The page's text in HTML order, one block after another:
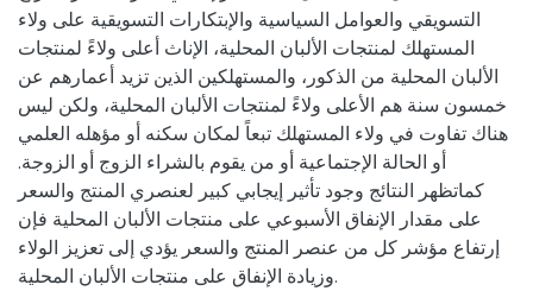
التسويقي والعوامل السياسية والإبتكارات التسويقية على ولاء
المستهلك لمنتجات الألبان المحلية، الإناث أعلى ولاءً لمنتجات
الألبان المحلية من الذكور، والمستهلكين الذين تزيد أعمارهم عن
خمسون سنة هم الأعلى ولاءً لمنتجات الألبان المحلية، ولكن ليس
هناك تفاوت في ولاء المستهلك تبعاً لمكان سكنه أو مؤهله العلمي
أو الحالة الإجتماعية أو من يقوم بالشراء الزوج أو الزوجة.
كماتظهر النتائج وجود تأثير إيجابي كبير لعنصري المنتج والسعر
على مقدار الإنفاق الأسبوعي على منتجات الألبان المحلية فإن
إرتفاع مؤشر كل من عنصر المنتج والسعر يؤدي إلى تعزيز الولاء
وزيادة الإنفاق على منتجات الألبان المحلية.